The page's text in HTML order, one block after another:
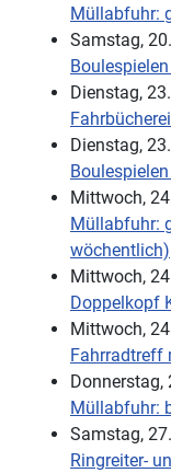
Müllabfuhr:
Samstag,
Dienstag,
Fahrbücherei
Dienstag,
Mittwoch,
Müllabfuhr:
wöchentlich)
Mittwoch,
Doppelkopf
Mittwoch,
Fahrradtreff
Müllabfuhr:
Samstag,
Ringreiter-